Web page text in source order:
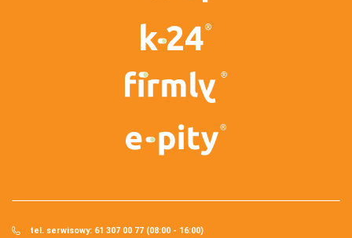
tel. serwisowy: 61 307 00 77 (08:00 - 16:00)